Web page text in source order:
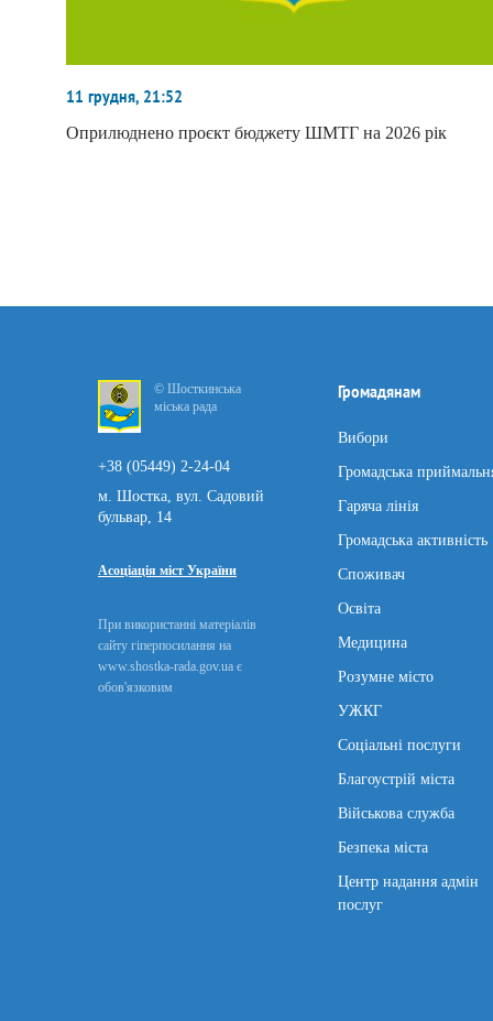
11 грудня, 21:52
Оприлюднено проєкт бюджету ШМТГ на 2026 рік
© Шосткинська
міська рада
+38 (05449) 2-24-04
м. Шостка, вул. Садовий
бульвар, 14
Асоціація міст України
При використанні матеріалів
сайту гіперпосилання на
www.shostka-rada.gov.ua є
обов'язковим
Громадянам
Вибори
Громадська
Гаряча лінія
Громадська активність
Споживач
Освіта
Медицина
Розумне місто
УЖКГ
Соціальні послуги
Благоустрій міста
Військова служба
Безпека міста
Центр надання адмін
послуг